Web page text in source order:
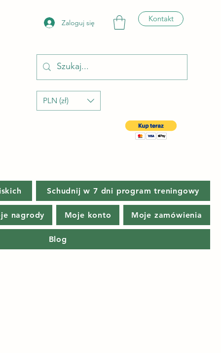
Zaloguj się Kontakt
PLN (zł)
Schudnij w 7 dni program treningowy
nagrody Moje konto Moje zamówienia
Blog